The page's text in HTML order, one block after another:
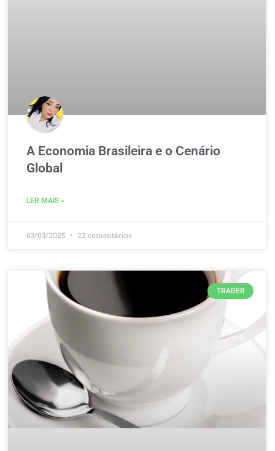
A Economia Brasileira e o Cenário
Global
LER MAIS »
03/03/2025 22 comentários
TRADER